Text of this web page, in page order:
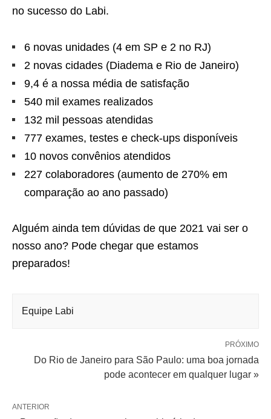
no sucesso do Labi.
6 novas unidades (4 em SP e 2 no RJ)
2 novas cidades (Diadema e Rio de Janeiro)
9,4 é a nossa média de satisfação
540 mil exames realizados
132 mil pessoas atendidas
777 exames, testes e check-ups disponíveis
10 novos convênios atendidos
227 colaboradores (aumento de 270% em
comparação ao ano passado)
Alguém ainda tem dúvidas de que 2021 vai ser o
nosso ano? Pode chegar que estamos
preparados!
Equipe Labi
PRÓXIMO
Do Rio de Janeiro para São Paulo: uma boa jornada
pode acontecer em qualquer lugar »
ANTERIOR